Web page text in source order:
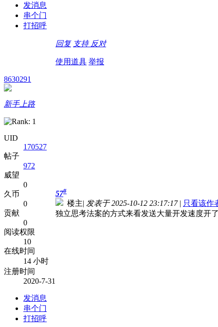
发消息
串个门
打招呼
回复 支持 反对
使用道具 举报
8630291
新手上路
UID
170527
帖子
972
威望
0
久币
0
贡献
0
阅读权限
10
在线时间
14 小时
注册时间
2020-7-31
发消息
串个门
打招呼
57#
楼主| 发表于 2025-10-12 23:17:17 | 只看该作
独立思考法案的方式来看发送大量开发速度开